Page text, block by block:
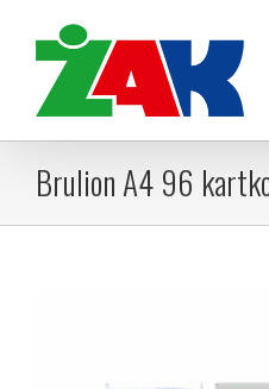
content
Brulion A4 96